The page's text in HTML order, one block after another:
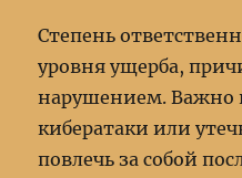
Степень
уровня ущерба,
нарушением. Важно
кибератаки или
повлечь за собой